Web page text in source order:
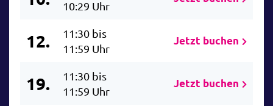
10:29 Uhr
12.
11:30 bis
11:59 Uhr
Jetzt buchen
19.
11:30 bis
11:59 Uhr
Jetzt buchen